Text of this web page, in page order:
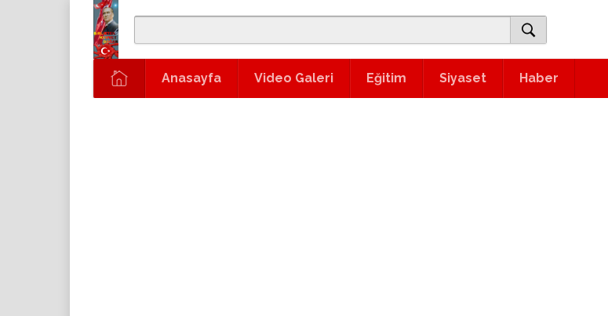
Anasayfa Video Galeri Eğitim Siyaset Haber